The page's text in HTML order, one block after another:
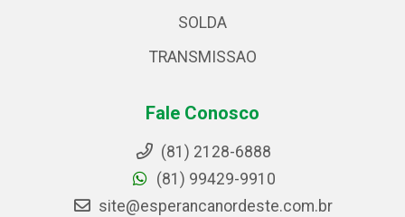
SOLDA
TRANSMISSAO
Fale Conosco
(81) 2128-6888
(81) 99429-9910
site@esperancanordeste.com.br